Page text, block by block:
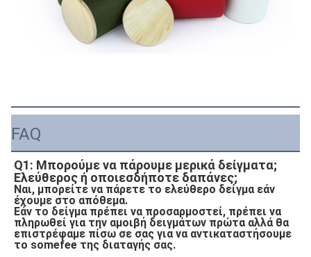
FAQ
Q1: Μπορούμε να πάρουμε μερικά δείγματα;
Ελεύθερος ή οποιεσδήποτε δαπάνες;
Ναι, μπορείτε να πάρετε το ελεύθερο δείγμα εάν
έχουμε στο απόθεμα.
Εάν το δείγμα πρέπει να προσαρμοστεί, πρέπει να
πληρωθεί για την αμοιβή δειγμάτων πρώτα αλλά θα
επιστρέφαμε πίσω σε σας για να αντικαταστήσουμε
το somefee της διαταγής σας.